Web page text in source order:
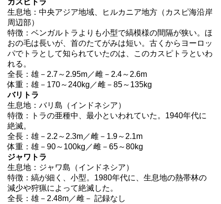
カスピトラ
生息地：中央アジア地域、ヒルカニア地方（カスピ海沿岸
周辺部）
特徴：ベンガルトラよりも小型で縞模様の間隔が狭い。ほ
おの毛は長いが、首のたてがみは短い。古くからヨーロッ
パでトラとして知られていたのは、このカスピトラといわ
れる。
全長：雄－2.7～2.95m／雌－2.4～2.6m
体重：雄－170～240kg／雌－85～135kg
バリトラ
生息地：バリ島（インドネシア）
特徴：トラの亜種中、最小といわれていた。1940年代に
絶滅。
全長：雄－2.2～2.3m／雌－1.9～2.1m
体重：雄－90～100kg／雌－65～80kg
ジャワトラ
生息地：ジャワ島（インドネシア）
特徴：縞が細く、小型。1980年代に、生息地の熱帯林の
減少や狩猟によって絶滅した。
全長：雄－2.48m／雌－ 記録なし